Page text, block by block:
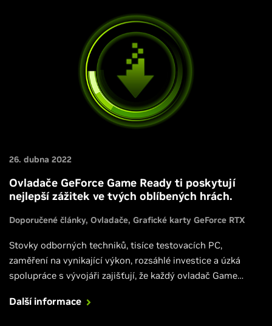
26. dubna 2022
Ovladače GeForce Game Ready ti poskytují
nejlepší zážitek ve tvých oblíbených hrách.
Doporučené články Ovladače Grafické karty GeForce RTX
Stovky odborných techniků, tisíce testovacích PC,
zaměření na vynikající výkon, rozsáhlé investice a úzká
spolupráce s vývojáři zajišťují, že každý ovladač Game
vydané hry. Více zde.
Další informace